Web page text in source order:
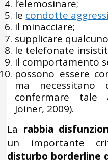
l’elemosinare;
le condotte
il minacciare;
supplicare
le telefonate
il comportamento
possono essere
ma
confermare tale
Joiner, 2009).
La rabbia
un importante
disturbo borderline